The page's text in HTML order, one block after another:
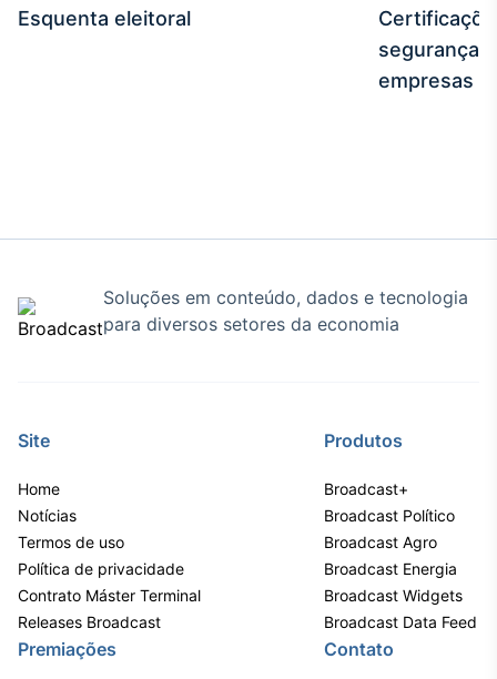
Esquenta eleitoral
segurança
empresas
Soluções em conteúdo, dados e tecnologia
para diversos setores da economia
Site
Home
Notícias
Termos de uso
Política de privacidade
Contrato Máster Terminal
Releases Broadcast
Produtos
Broadcast+
Broadcast Político
Broadcast Agro
Broadcast Energia
Broadcast Widgets
Broadcast Data Feed
Premiações Contato